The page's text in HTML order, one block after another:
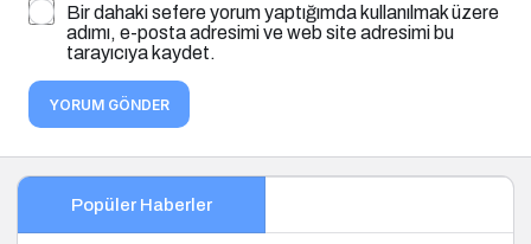
Bir dahaki sefere yorum yaptığımda kullanılmak üzere
adımı, e-posta adresimi ve web site adresimi bu
tarayıcıya kaydet.
YORUM GÖNDER
Popüler Haberler